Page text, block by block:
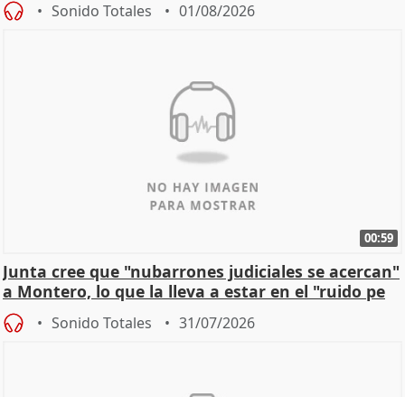
Sonido Totales 01/08/2026
00:59
Junta cree que "nubarrones judiciales se acercan"
a Montero, lo que la lleva a estar en el "ruido pe
Sonido Totales 31/07/2026